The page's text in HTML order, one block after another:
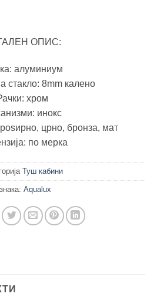
ОПИС:
алуминиум
стакло: 8mm калено
хром
инокс
црно, бронза, мат
по мерка
Туш кабини
Aqualux